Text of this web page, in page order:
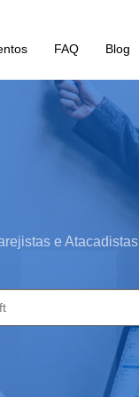
FAQ Blog
e Atacadistas